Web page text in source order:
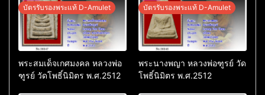
บัตรรับรองพระแท้ D-Amulet
พระสมเด็จเกศมงคล หลวงพ่อ
ฑูรย์ วัดโพธิ์นิมิตร พ.ศ.2512
บัตรรับรองพระแท้ D-Amulet
พระนางพญา หลวงพ่อฑูรย์ วัด
โพธิ์นิมิตร พ.ศ.2512